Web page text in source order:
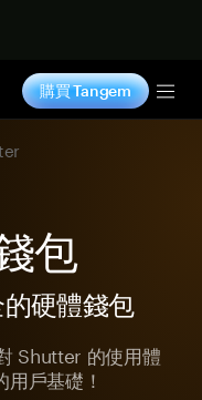
購買 Tangem
包
硬體錢包
Shutter 的使用體
戶基礎！